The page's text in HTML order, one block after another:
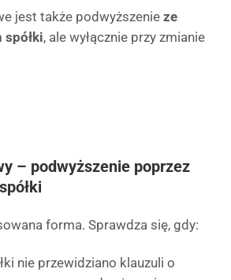
jest także podwyższenie ze
spółki, ale wyłącznie przy zmianie
– podwyższenie poprzez
forma. Sprawdza się, gdy:
nie przewidziano klauzuli o